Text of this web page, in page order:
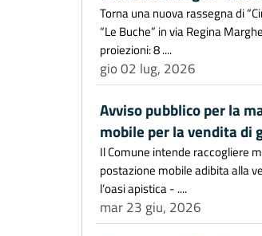
Torna una nuova rassegna di
“Le Buche” in via Regina
proiezioni: 8 ....
gio 02 lug, 2026
Avviso pubblico per la
mobile per la vendita di
Il Comune intende raccogliere
postazione mobile adibita alla
l’oasi apistica - ....
mar 23 giu, 2026